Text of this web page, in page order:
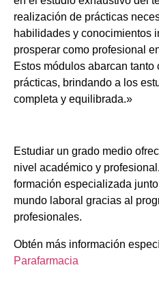
realización de prácticas
habilidades y conocimientos
prosperar como profesional
Estos módulos abarcan
prácticas, brindando a los
completa y equilibrada.»
Estudiar un grado medio
nivel académico y
formación especializada
mundo laboral gracias al
profesionales.
Obtén más información
Parafarmacia